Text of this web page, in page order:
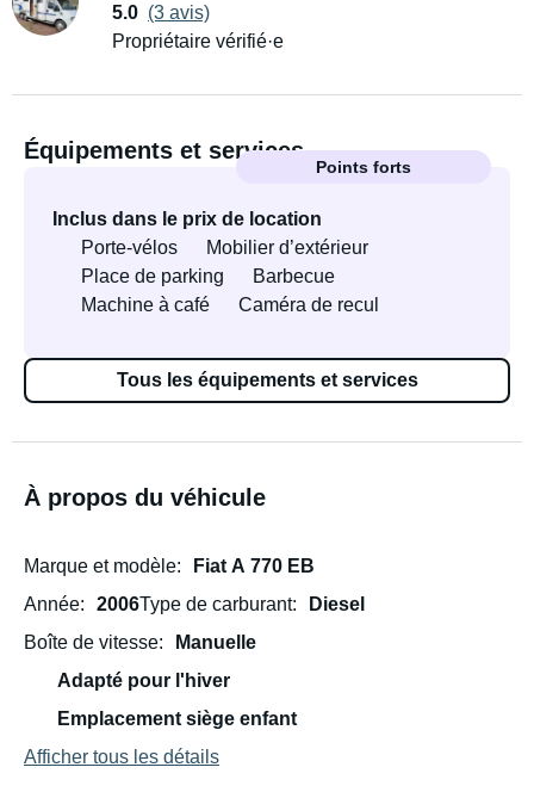
5.0 (3 avis)
Propriétaire vérifié·e
Équipements et services
Points forts
Inclus dans le prix de location
Porte-vélos
Mobilier d’extérieur
Place de parking
Barbecue
Machine à café
Caméra de recul
Tous les équipements et services
À propos du véhicule
Marque et modèle
Fiat A 770 EB
Année
2006Type de carburant
Diesel
Boîte de vitesse
Manuelle
Adapté pour l'hiver
Emplacement siège enfant
Afficher tous les détails